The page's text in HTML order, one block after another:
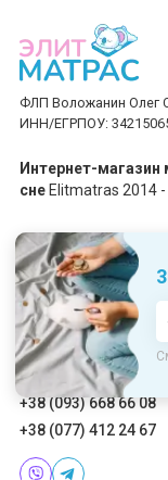
ФЛП Воложанин Олег
ИНН/ЕГРПОУ:
Интернет-
сне Elitmatras 2014
Принимаем платежи
Пн-Пт: 10:00 - 19:00
Сб-Вс: 10:00 - 17:00
+38 (093) 668 66 08
+38 (077) 412 24 67